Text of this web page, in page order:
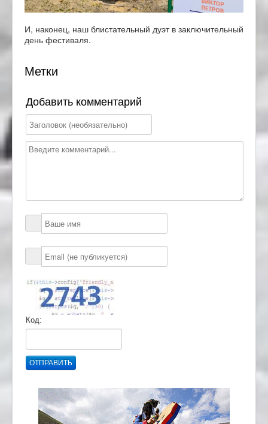
И, наконец, наш блистательный дуэт в заключительный
день фестиваля.
Метки
Добавить комментарий
Код:
ОТПРАВИТЬ